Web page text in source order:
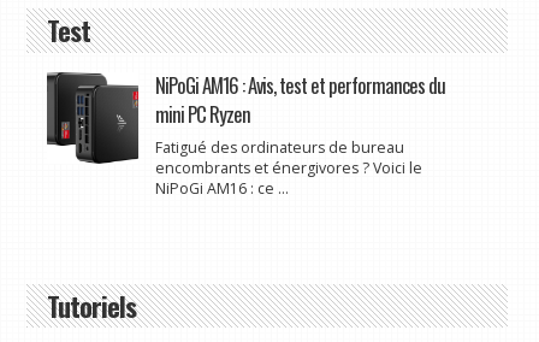
Test
NiPoGi AM16 : Avis, test et performances du
mini PC Ryzen
Fatigué des ordinateurs de bureau
encombrants et énergivores ? Voici le
NiPoGi AM16 : ce ...
Tutoriels